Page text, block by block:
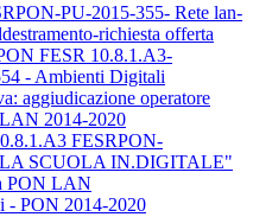
PU-2015-355- Rete lan-
richiesta offerta
FESR 10.8.1.A3-
- Ambienti Digitali
aggiudicazione operatore
2014-2020
FESRPON-
SCUOLA IN.DIGITALE"
PON LAN
- PON 2014-2020